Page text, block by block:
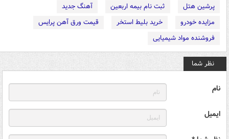
پرشین هتل
ثبت نام بیمه اربعین
آهنگ جدید
مزایده خودرو
خرید بلیط استخر
قیمت ورق آهن پرایس
فروشنده مواد شیمیایی
نظر شما
نام
ایمیل